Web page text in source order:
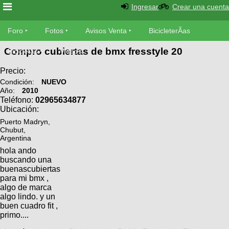
Foro
Foro
TÃ©cnica
MecÃ¡nica
Fotos
SUBÃ
tu foto
Galeria
XC
Bicicletas
Viajes
Descenso
Dirt
Avisos
Ventas
SUBÃ
aviso
Buscar
Ultimos
Fotos
BicicleterÃ­
as
Bicicletas
Bicicletas
Tandem
Videos
Cicloturismo
Ingresar Crear una cuenta
Foro Fotos Avisos Venta BicicleterÃ­as
Bicicletas Videos
Compro cubiertas de bmx fresstyle 20
Precio:
Condición:
NUEVO
Año:
2010
Teléfono: 02965634877
Ubicación:
Puerto Madryn,
Chubut,
Argentina
hola ando
buscando una
buenascubiertas
para mi bmx ,
algo de marca
algo lindo. y un
buen cuadro fit ,
primo....